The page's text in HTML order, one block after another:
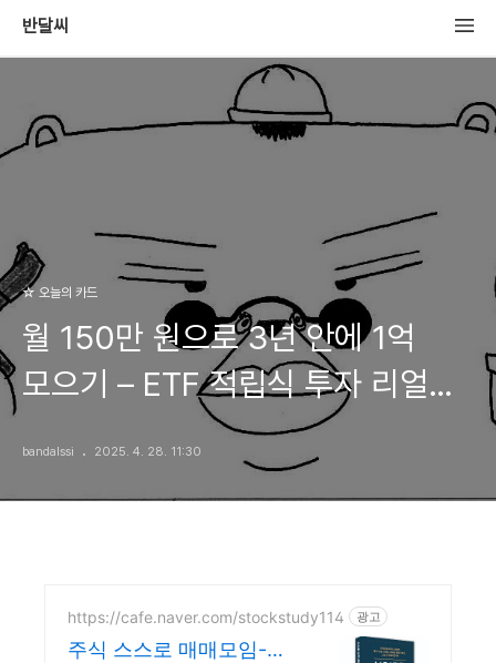
반달씨
☆ 오늘의 카드
월 150만 원으로 3년 안에 1억
모으기 – ETF 적립식 투자 리얼
bandalssi 2025. 4. 28. 11:30
https://cafe.naver.com/stockstudy114 광고
주식 스스로 매매모임-주